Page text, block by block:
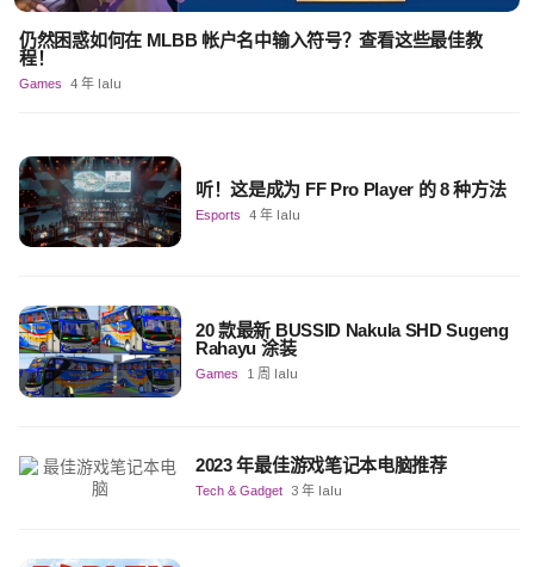
仍然困惑如何在 MLBB 帐户名中输入符号？查看这些最佳教
程！
Games 4 年 lalu
听！这是成为 FF Pro Player 的 8 种方法
Esports 4 年 lalu
20 款最新 BUSSID Nakula SHD Sugeng
Rahayu 涂装
Games 1 周 lalu
2023 年最佳游戏笔记本电脑推荐
Tech & Gadget 3 年 lalu